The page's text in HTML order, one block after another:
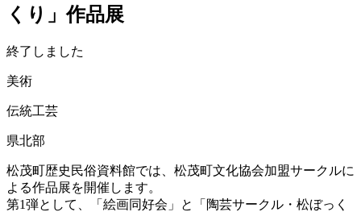
くり」作品展
終了しました
美術
伝統工芸
県北部
松茂町歴史民俗資料館では、松茂町文化協会加盟サークルに
よる作品展を開催します。
第1弾として、「絵画同好会」と「陶芸サークル・松ぼっく